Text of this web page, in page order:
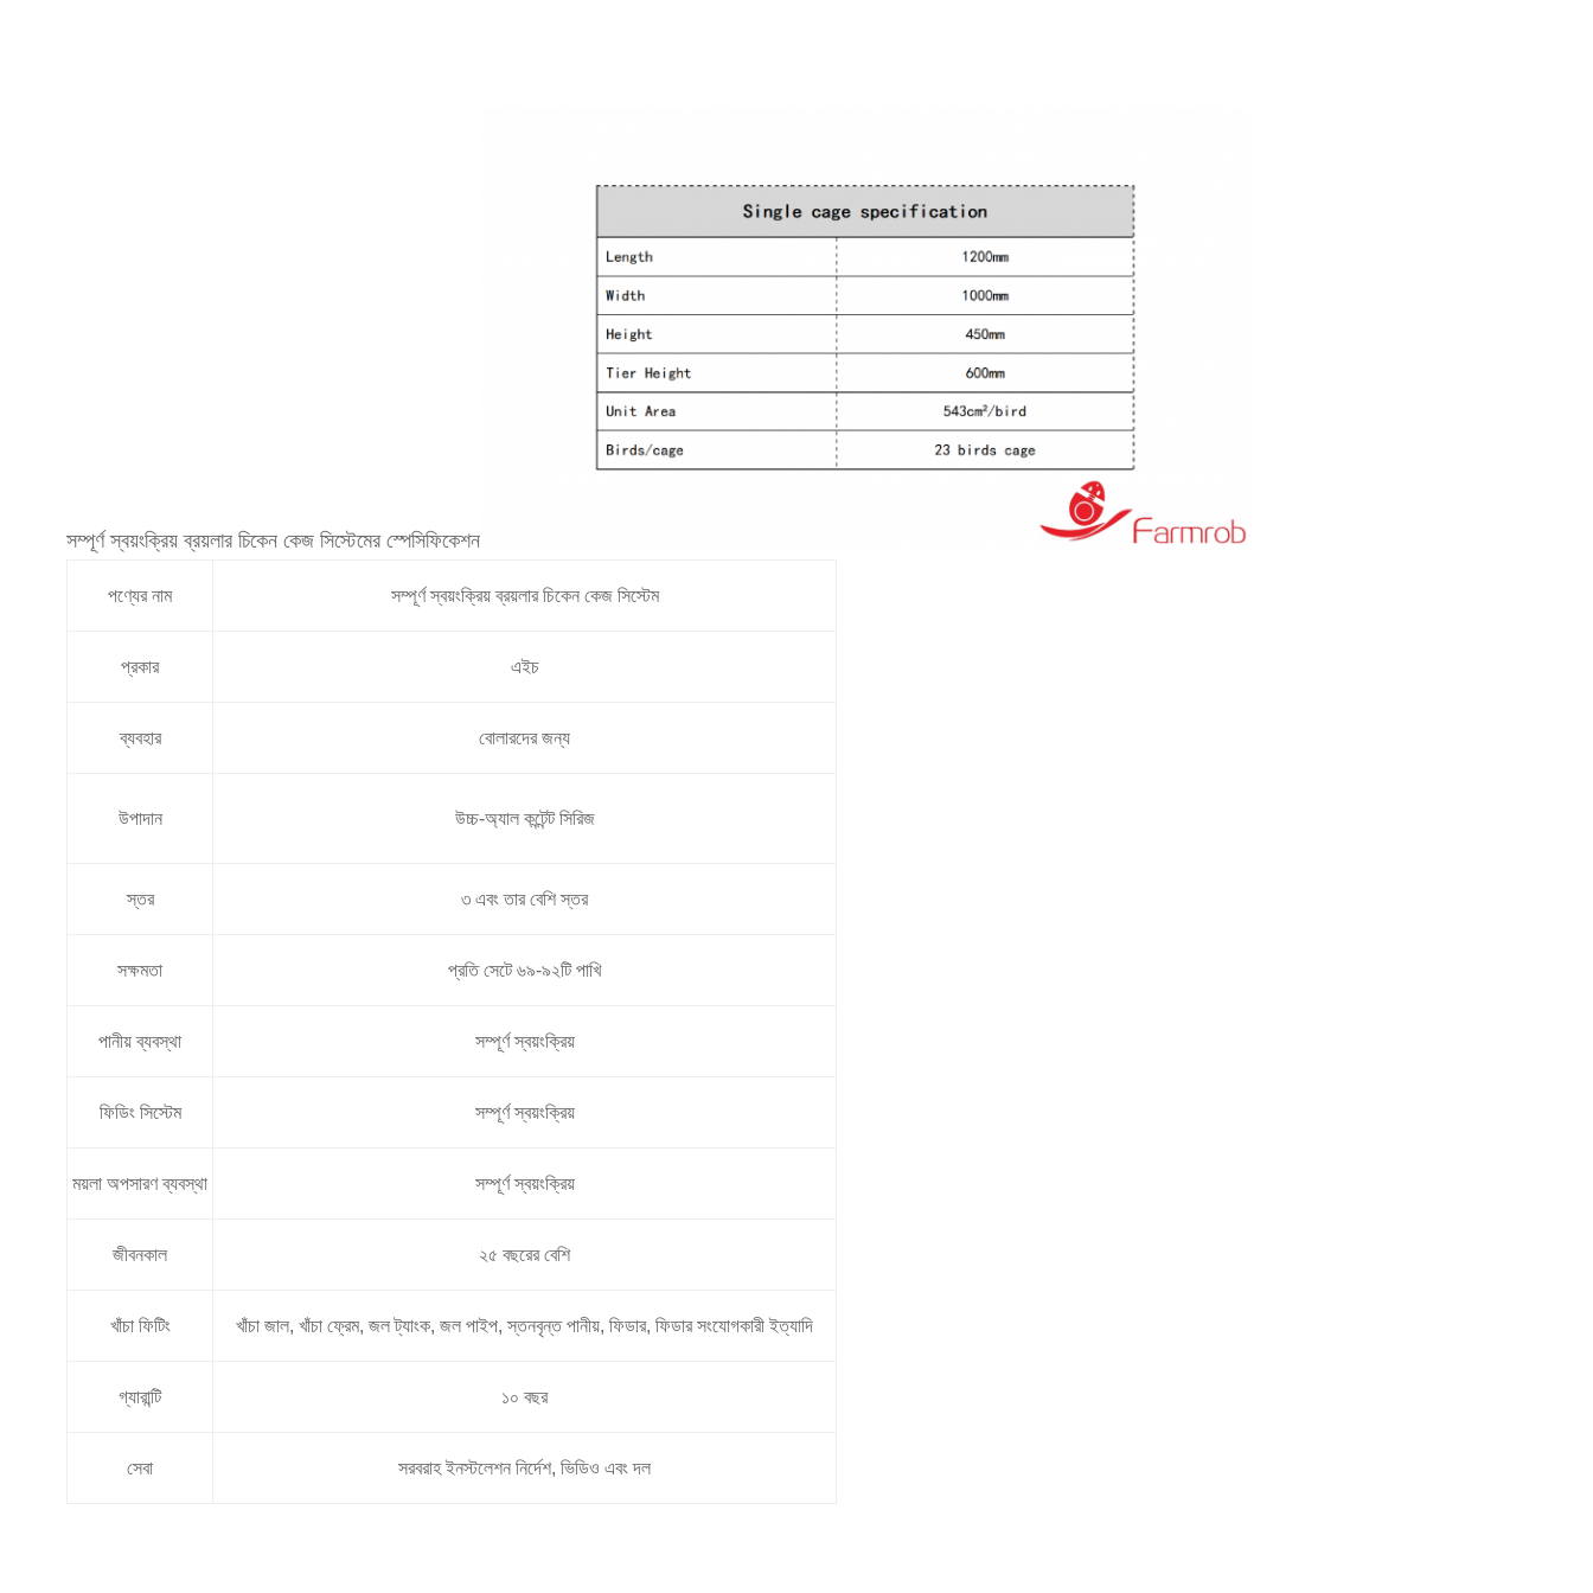
সম্পূর্ণ স্বয়ংক্রিয় ব্রয়লার চিকেন কেজ সিস্টেমের স্পেসিফিকেশন
পণ্যের নাম সম্পূর্ণ স্বয়ংক্রিয় ব্রয়লার চিকেন কেজ সিস্টেম
প্রকার এইচ
ব্যবহার বোলারদের জন্য
উপাদান উচ্চ-অ্যাল কন্টেন্ট সিরিজ
স্তর ৩ এবং তার বেশি স্তর
সক্ষমতা প্রতি সেটে ৬৯-৯২টি পাখি
পানীয় ব্যবস্থা সম্পূর্ণ স্বয়ংক্রিয়
ফিডিং সিস্টেম সম্পূর্ণ স্বয়ংক্রিয়
ময়লা অপসারণ ব্যবস্থা সম্পূর্ণ স্বয়ংক্রিয়
জীবনকাল ২৫ বছরের বেশি
খাঁচা ফিটিং খাঁচা জাল, খাঁচা ফ্রেম, জল ট্যাংক, জল পাইপ, স্তনবৃন্ত পানীয়, ফিডার, ফিডার সংযোগকারী ইত্যাদি
গ্যারান্টি ১০ বছর
সেবা সরবরাহ ইনস্টলেশন নির্দেশ, ভিডিও এবং দল